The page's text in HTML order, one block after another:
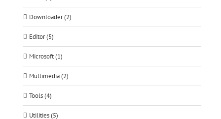
Downloader (2)
Editor (5)
Microsoft (1)
Multimedia (2)
Tools (4)
Utilities (5)